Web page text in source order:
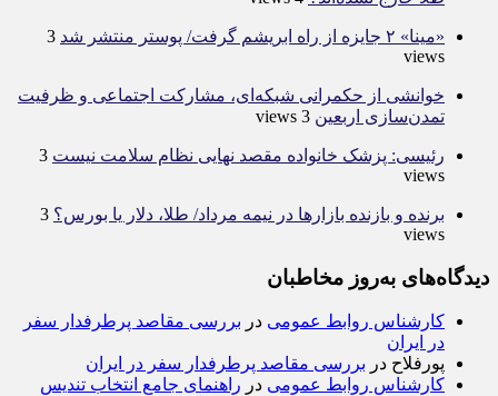
«مینا» ۲ جایزه از راه ابریشم گرفت/ پوستر منتشر شد
3
views
خوانشی از حکمرانی شبکه‌ای، مشارکت اجتماعی و ظرفیت
تمدن‌سازی اربعین 3 views
رئیسی: پزشک خانواده مقصد نهایی نظام سلامت نیست 3
views
برنده‌ و بازنده بازارها در نیمه مرداد/ طلا، دلار یا بورس؟ 3
views
دیدگاه‌های به‌روز مخاطبان
کارشناس روابط عمومی در بررسی مقاصد پرطرفدار سفر
در ایران
پورفلاح در بررسی مقاصد پرطرفدار سفر در ایران
کارشناس روابط عمومی در راهنمای جامع انتخاب تندیس